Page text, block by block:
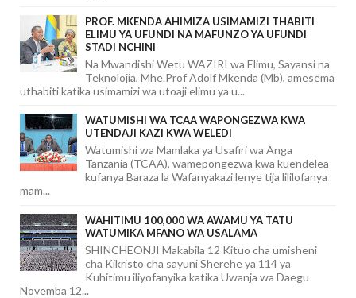
PROF. MKENDA AHIMIZA USIMAMIZI THABITI
ELIMU YA UFUNDI NA MAFUNZO YA UFUNDI
STADI NCHINI
Na Mwandishi Wetu WAZIRI wa Elimu, Sayansi na
Teknolojia, Mhe.Prof Adolf Mkenda (Mb), amesema
uthabiti katika usimamizi wa utoaji elimu ya u...
WATUMISHI WA TCAA WAPONGEZWA KWA
UTENDAJI KAZI KWA WELEDI
Watumishi wa Mamlaka ya Usafiri wa Anga
Tanzania (TCAA), wamepongezwa kwa kuendelea
kufanya Baraza la Wafanyakazi lenye tija lililofanya
mam...
WAHITIMU 100,000 WA AWAMU YA TATU
WATUMIKA MFANO WA USALAMA
SHINCHEONJI Makabila 12 Kituo cha umisheni
cha Kikristo cha sayuni Sherehe ya 114 ya
Kuhitimu iliyofanyika katika Uwanja wa Daegu
Novemba 12...